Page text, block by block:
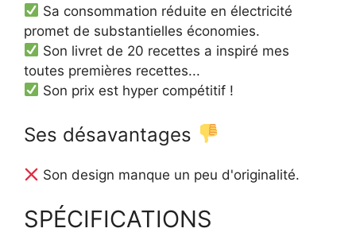
Sa consommation réduite en électricité
promet de substantielles économies.
Son livret de 20 recettes a inspiré mes
toutes premières recettes...
Son prix est hyper compétitif !
Ses désavantages
Son design manque un peu d'originalité.
SPÉCIFICATIONS